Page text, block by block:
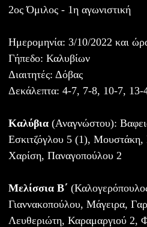
2ος Όμιλος - 1η αγωνιστική
Ημερομηνία: 3/10/2022 και
Γήπεδο: Καλυβίων
Διαιτητές: Δόβας
Δεκάλεπτα: 4-7, 7-8, 10-7, 13-
Καλύβια (Αναγνώστου):
Εσκιτζόγλου 5 (1),
Χαρίση, Παναγοπούλου 2
Μελίσσια Β΄
Γιαννακοπούλου, Μάγειρα,
Λευθεριώτη, Καραμαργιού 2,